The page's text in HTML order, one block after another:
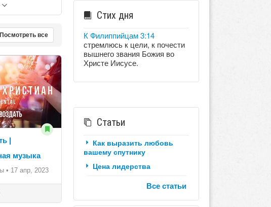
Посмотреть все
|
музыка
• 17 апр, 2023
Стих дня
К Филиппийцам 3:14
стремлюсь к цели, к почести
вышнего звания Божия во
Христе Иисусе.
Статьи
Как выразить любовь
вашему спутнику
Цена лидерства
Все статьи